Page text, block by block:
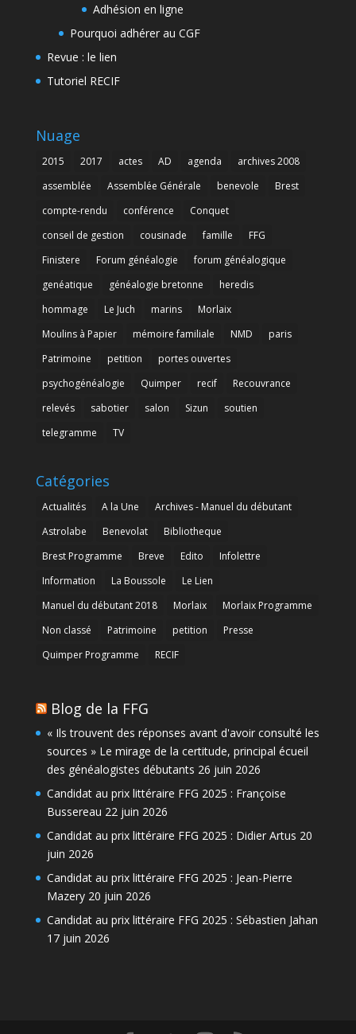
Adhésion en ligne
Pourquoi adhérer au CGF
Revue : le lien
Tutoriel RECIF
Nuage
2015 2017 actes AD agenda
archives 2008
assemblée
Assemblée Générale benevole
Brest
compte-rendu
conférence
Conquet
conseil de gestion
cousinade famille
FFG
Finistere
Forum généalogie
forum généalogique
genéatique
généalogie bretonne
heredis
hommage
Le Juch marins
Morlaix
Moulins à Papier
mémoire familiale NMD
paris
Patrimoine
petition
portes ouvertes
psychogénéalogie
Quimper recif
Recouvrance
relevés
sabotier salon Sizun
soutien
telegramme
TV
Catégories
Actualités A la Une
Archives - Manuel du débutant
Astrolabe
Benevolat
Bibliotheque
Brest Programme
Breve Edito
Infolettre
Information
La Boussole
Le Lien
Manuel du débutant 2018
Morlaix
Morlaix Programme
Non classé
Patrimoine petition
Presse
Quimper Programme
RECIF
Blog de la FFG
« Ils trouvent des réponses avant d'avoir consulté les
sources » Le mirage de la certitude, principal écueil
des généalogistes débutants 26 juin 2026
Candidat au prix littéraire FFG 2025 : Françoise
Bussereau 22 juin 2026
Candidat au prix littéraire FFG 2025 : Didier Artus 20
juin 2026
Candidat au prix littéraire FFG 2025 : Jean-Pierre
Mazery 20 juin 2026
Candidat au prix littéraire FFG 2025 : Sébastien Jahan
17 juin 2026